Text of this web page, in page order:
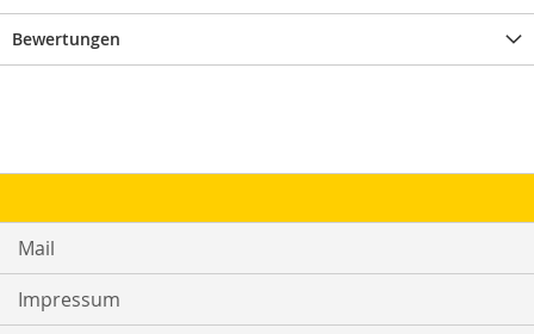
Bewertungen
Mail
Impressum